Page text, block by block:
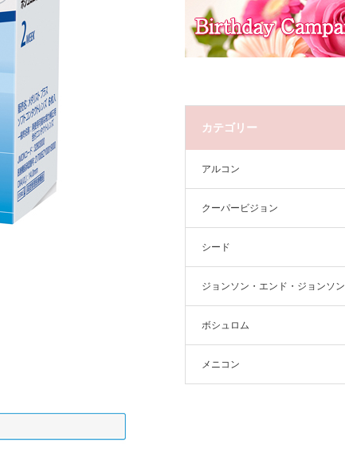
カテゴリー
アルコン
クーパービジョン
シード
ジョンソン・エンド・ジョンソン
ボシュロム
メニコン